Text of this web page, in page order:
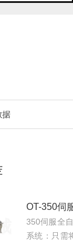
据
OT-350伺
350伺服全
系统：只需